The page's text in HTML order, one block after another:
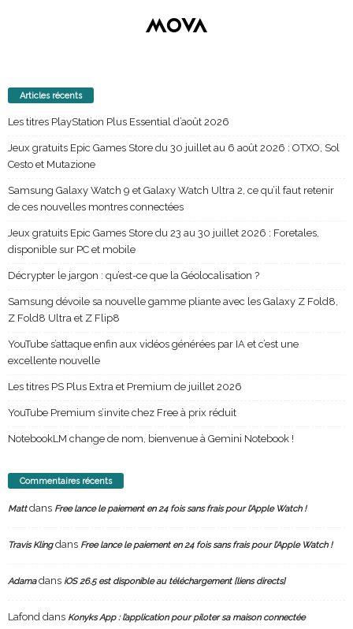
Articles récents
Les titres PlayStation Plus Essential d’août 2026
Jeux gratuits Epic Games Store du 30 juillet au 6 août 2026 : OTXO, Sol
Cesto et Mutazione
Samsung Galaxy Watch 9 et Galaxy Watch Ultra 2, ce qu’il faut retenir
de ces nouvelles montres connectées
Jeux gratuits Epic Games Store du 23 au 30 juillet 2026 : Foretales,
disponible sur PC et mobile
Décrypter le jargon : qu’est-ce que la Géolocalisation ?
Samsung dévoile sa nouvelle gamme pliante avec les Galaxy Z Fold8,
Z Fold8 Ultra et Z Flip8
YouTube s’attaque enfin aux vidéos générées par IA et c’est une
excellente nouvelle
Les titres PS Plus Extra et Premium de juillet 2026
YouTube Premium s’invite chez Free à prix réduit
NotebookLM change de nom, bienvenue à Gemini Notebook !
Commentaires récents
Mattdans Free lance le paiement en 24 fois sans frais pour l’Apple Watch !
Travis Klingdans Free lance le paiement en 24 fois sans frais pour l’Apple Watch !
Adamadans iOS 26.5 est disponible au téléchargement [liens directs]
Lafond dans Konyks App : l’application pour piloter sa maison connectée